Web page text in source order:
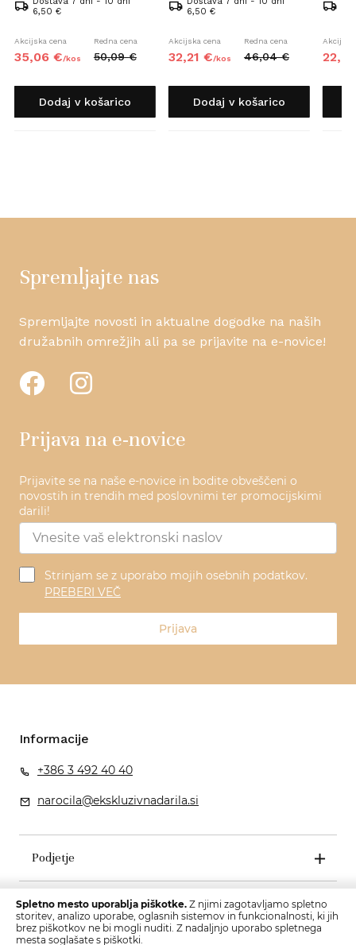
6,50 €
Akcijska cena
35,06 €/kos
Redna cena
50,09 €
Dodaj v košarico
6,50 €
Akcijska cena
32,21 €/kos
Redna cena
46,04 €
Dodaj v košarico
Akcijska
22,
Spremljajte nas
Spremljajte novosti in aktualne dogodke na naših
družabnih omrežjih ali pa se prijavite na e-novice!
Prijava na e-novice
Prijavite se na naše e-novice in bodite obveščeni o
novostih in trendih med poslovnimi ter promocijskimi
darili!
Strinjam se z uporabo mojih osebnih podatkov.
PREBERI VEČ
Prijava
Informacije
+386 3 492 40 40
narocila@ekskluzivnadarila.si
Podjetje
Pogoji poslovanja
Spletno mesto uporablja piškotke. Z njimi zagotavljamo spletno
storitev, analizo uporabe, oglasnih sistemov in funkcionalnosti, ki jih
brez piškotkov ne bi mogli nuditi. Z nadaljnjo uporabo spletnega
mesta soglašate s piškotki.